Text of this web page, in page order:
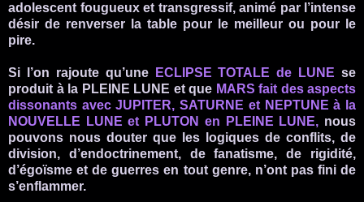
adolescent fougueux et transgressif, animé par l’intense
désir de renverser la table pour le meilleur ou pour le
pire.
Si l’on rajoute qu’uneECLIPSE TOTALE de LUNE se
produit à la PLEINE LUNE et que MARS fait des aspects
dissonants avec JUPITER, SATURNE et NEPTUNE à la
NOUVELLE LUNE et PLUTON en PLEINE LUNE, nous
pouvons nous douter que les logiques de conflits, de
division, d’endoctrinement, de fanatisme, de rigidité,
d’égoïsme et de guerres en tout genre, n’ont pas fini de
s’enflammer.